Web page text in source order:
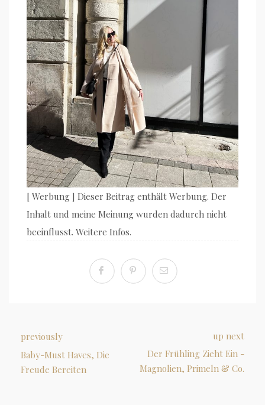
[ Werbung ] Dieser Beitrag enthält Werbung. Der
Inhalt und meine Meinung wurden dadurch nicht
beeinflusst. Weitere Infos.
previously
Baby-Must Haves, Die
Freude Bereiten
up next
Der Frühling Zieht Ein -
Magnolien, Primeln & Co.